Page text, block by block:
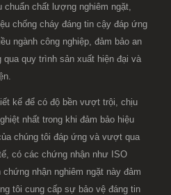
chất lượng nghiêm ngặt,
chống cháy đáng tin cậy đáp ứng
ngành công nghiệp, đảm bảo an
quy trình sản xuất hiện đại và
kế để có độ bền vượt trội, chịu
nhất trong khi đảm bảo hiệu
chúng tôi đáp ứng và vượt qua
có các chứng nhận như ISO
nhận nghiêm ngặt này đảm
tôi cung cấp sự bảo vệ đáng tin